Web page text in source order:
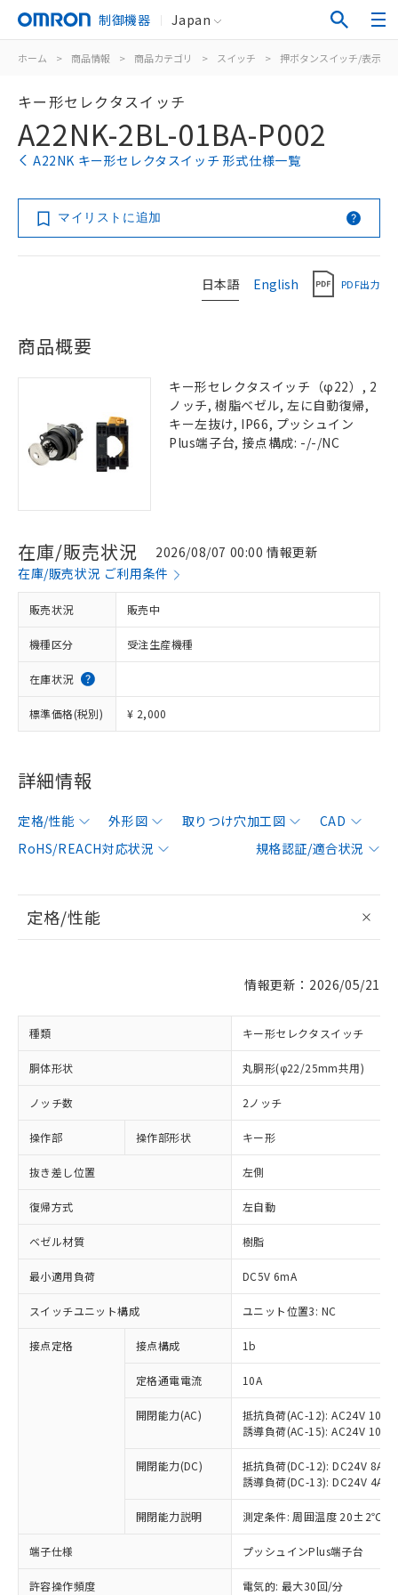
制御機器 Japan
ホーム > 商品情報 > 商品カテゴリ > スイッチ > 押ボタンスイッチ/表示灯
キー形セレクタスイッチ
A22NK-2BL-01BA-P002
A22NK キー形セレクタスイッチ 形式仕様一覧
マイリストに追加
日本語 English PDF出力
商品概要
キー形セレクタスイッチ（φ22）, 2
ノッチ, 樹脂ベゼル, 左に自動復帰,
キー左抜け, IP66, プッシュイン
Plus端子台, 接点構成: -/-/NC
在庫/販売状況
2026/08/07 00:00 情報更新
在庫/販売状況 ご利用条件
販売状況 販売中
機種区分 受注生産機種
在庫状況
標準価格(税別) ¥ 2,000
詳細情報
定格/性能 外形図 取りつけ穴加工図
CAD
RoHS/REACH対応状況
規格認証/適合状況
定格/性能
情報更新：2026/05/21
種類 キー形セレクタスイッチ
胴体形状 丸胴形(φ22/25mm共用)
ノッチ数 2ノッチ
操作部 操作部形状 キー形
抜き差し位置 左側
復帰方式 左自動
ベゼル材質 樹脂
最小適用負荷 DC5V 6mA
スイッチユニット構成 ユニット位置3: NC
接点定格 接点構成 1b
定格通電電流 10A
開閉能力(AC)
抵抗負荷(AC-12): AC24V 10A/
誘導負荷(AC-15): AC24V
開閉能力(DC)
抵抗負荷(DC-12): DC24V 8A/
誘導負荷(DC-13): DC24V 4A/
開閉能力説明 測定条件: 周囲温度 20±2℃、
端子仕様 プッシュインPlus端子台
許容操作頻度
電気的: 最大30回/分
ご利用条件
※1 対応状況
対応済み：EU RoHS指令（10物質）の
非含有に対応した製品が提供可能な商品で
有に対応した製品に切り替える予定のある
商品です。
対応予定なし：EU RoHS指令（10物質）の
非含有に非対応の商品で、対応品を出す予